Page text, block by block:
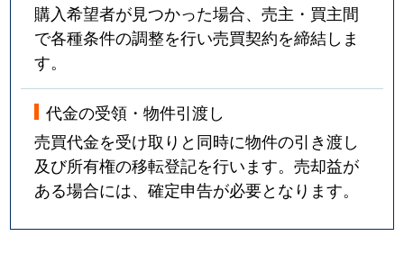
購入希望者が見つかった場合、売主・買主間
で各種条件の調整を行い売買契約を締結しま
す。
代金の受領・物件引渡し
売買代金を受け取りと同時に物件の引き渡し
及び所有権の移転登記を行います。売却益が
ある場合には、確定申告が必要となります。